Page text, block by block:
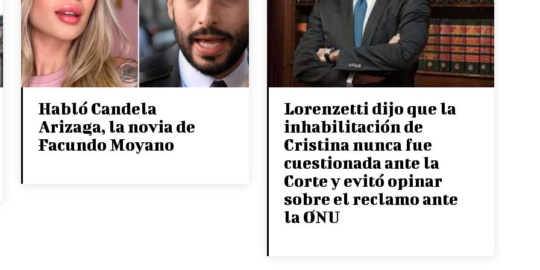
Habló Candela
Arizaga, la novia de
Facundo Moyano
Lorenzetti dijo que la
inhabilitación de
Cristina nunca fue
cuestionada ante la
Corte y evitó opinar
sobre el reclamo ante
la ONU